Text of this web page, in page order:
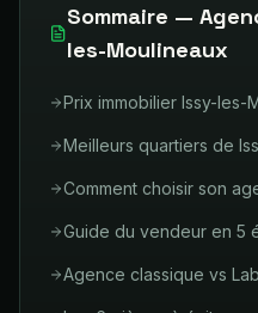
Sommaire —
les-Moulineaux
Prix immobilier Issy-les-
Meilleurs quartiers de
Comment choisir son
Guide du vendeur en 5
Agence classique vs